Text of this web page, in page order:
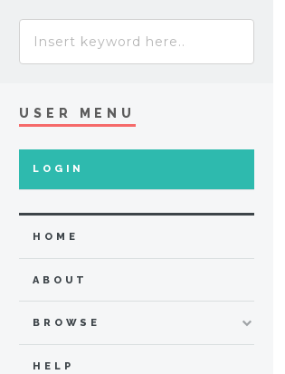
USER MENU
LOGIN
HOME
ABOUT
BROWSE
HELP